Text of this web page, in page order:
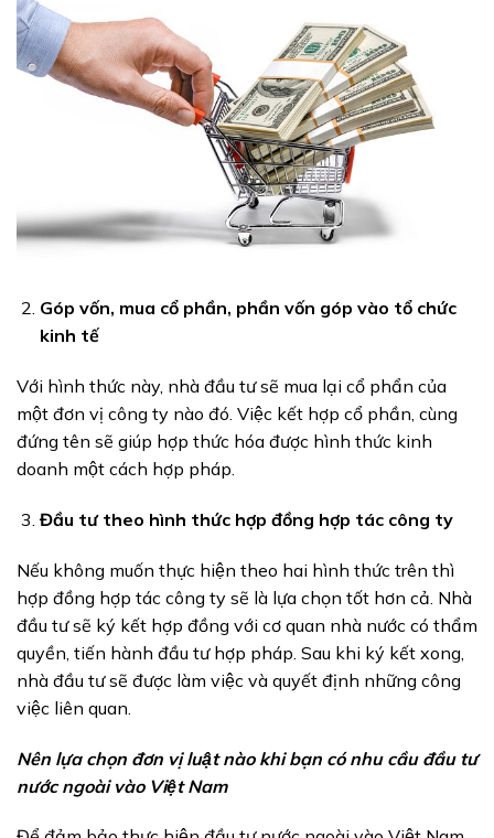
Góp vốn, mua cổ phần, phần vốn góp vào tổ chức
kinh tế
Với hình thức này, nhà đầu tư sẽ mua lại cổ phẩn của
một đơn vị công ty nào đó. Việc kết hợp cổ phần, cùng
đứng tên sẽ giúp hợp thức hóa được hình thức kinh
doanh một cách hợp pháp.
Đầu tư theo hình thức hợp đồng hợp tác công ty
Nếu không muốn thực hiện theo hai hình thức trên thì
hợp đồng hợp tác công ty sẽ là lựa chọn tốt hơn cả. Nhà
đầu tư sẽ ký kết hợp đồng với cơ quan nhà nước có thẩm
quyền, tiến hành đầu tư hợp pháp. Sau khi ký kết xong,
nhà đầu tư sẽ được làm việc và quyết định những công
việc liên quan.
Nên lựa chọn đơn vị luật nào khi bạn có nhu cầu đầu tư
nước ngoài vào Việt Nam